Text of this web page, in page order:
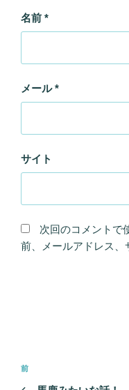
名前 *
メール*
サイト
次回のコメントで
前、メールアドレス、
前
の
前